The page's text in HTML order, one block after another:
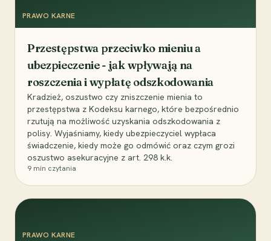
PRAWO KARNE
Przestępstwa przeciwko mieniu a
ubezpieczenie - jak wpływają na
roszczenia i wypłatę odszkodowania
Kradzież, oszustwo czy zniszczenie mienia to
przestępstwa z Kodeksu karnego, które bezpośrednio
rzutują na możliwość uzyskania odszkodowania z
polisy. Wyjaśniamy, kiedy ubezpieczyciel wypłaca
świadczenie, kiedy może go odmówić oraz czym grozi
oszustwo asekuracyjne z art. 298 k.k.
9 min czytania
PRAWO KARNE